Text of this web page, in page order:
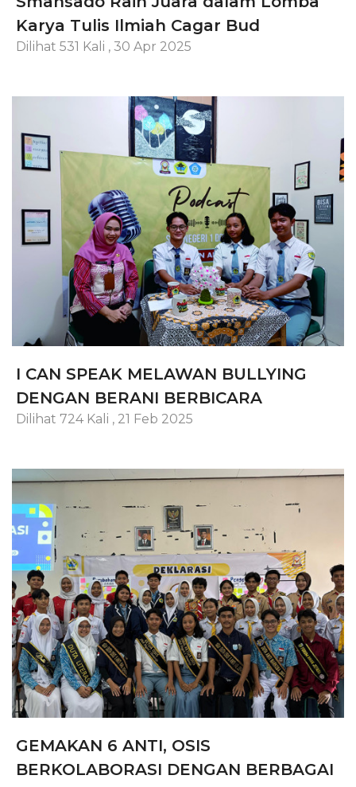
Karya Tulis Ilmiah Cagar Bud
Dilihat 531 Kali , 30 Apr 2025
I CAN SPEAK MELAWAN BULLYING
DENGAN BERANI BERBICARA
Dilihat 724 Kali , 21 Feb 2025
GEMAKAN 6 ANTI, OSIS
BERKOLABORASI DENGAN BERBAGAI